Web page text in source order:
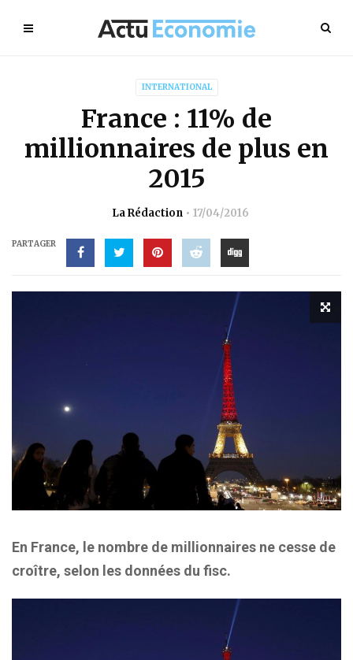
INTERNATIONAL
France : 11% de
millionnaires de plus en
2015
La Rédaction 17/04/2016
PARTAGER
En France, le nombre de millionnaires ne cesse de
croître, selon les données du fisc.